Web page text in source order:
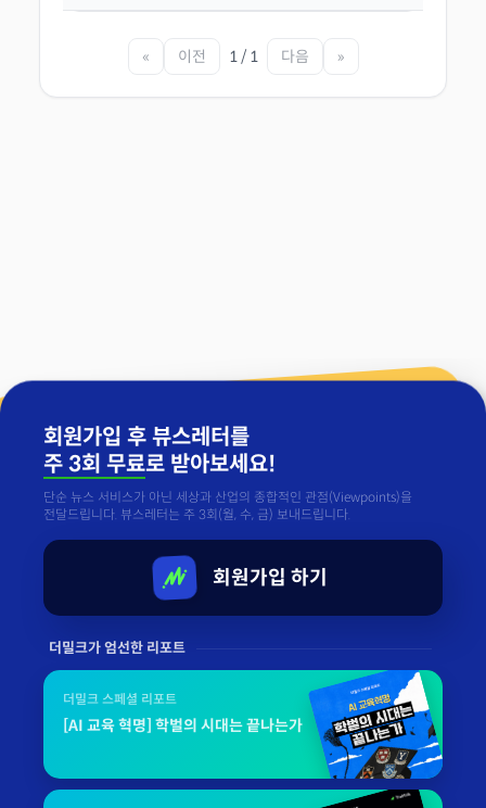
« 이전 1 / 1 다음 »
회원가입 후 뷰스레터를
주 3회 무료로 받아보세요!
단순 뉴스 서비스가 아닌 세상과 산업의 종합적인 관점(Viewpoints)을
전달드립니다. 뷰스레터는 주 3회(월, 수, 금) 보내드립니다.
회원가입 하기
더밀크가 엄선한 리포트
더밀크 스페셜 리포트
[AI 교육 혁명] 학벌의 시대는 끝나는가